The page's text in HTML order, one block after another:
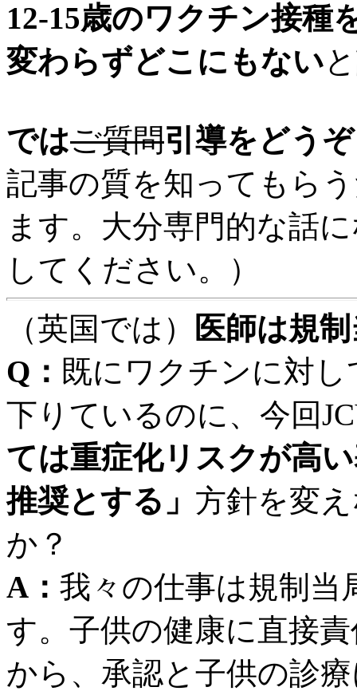
12-15歳のワクチン接種
変わらずどこにもない
ではご質問引導をどうぞ
記事の質を知ってもら
ます。大分専門的な話
してください。）
（英国では）
医師は規
Q： 既にワクチンに対
下りているのに、今回
ては重症化リスクが高
推奨とする」 方針を変
か？
A： 我々の仕事は規制当
す。子供の健康に直接
から、承認と子供の診